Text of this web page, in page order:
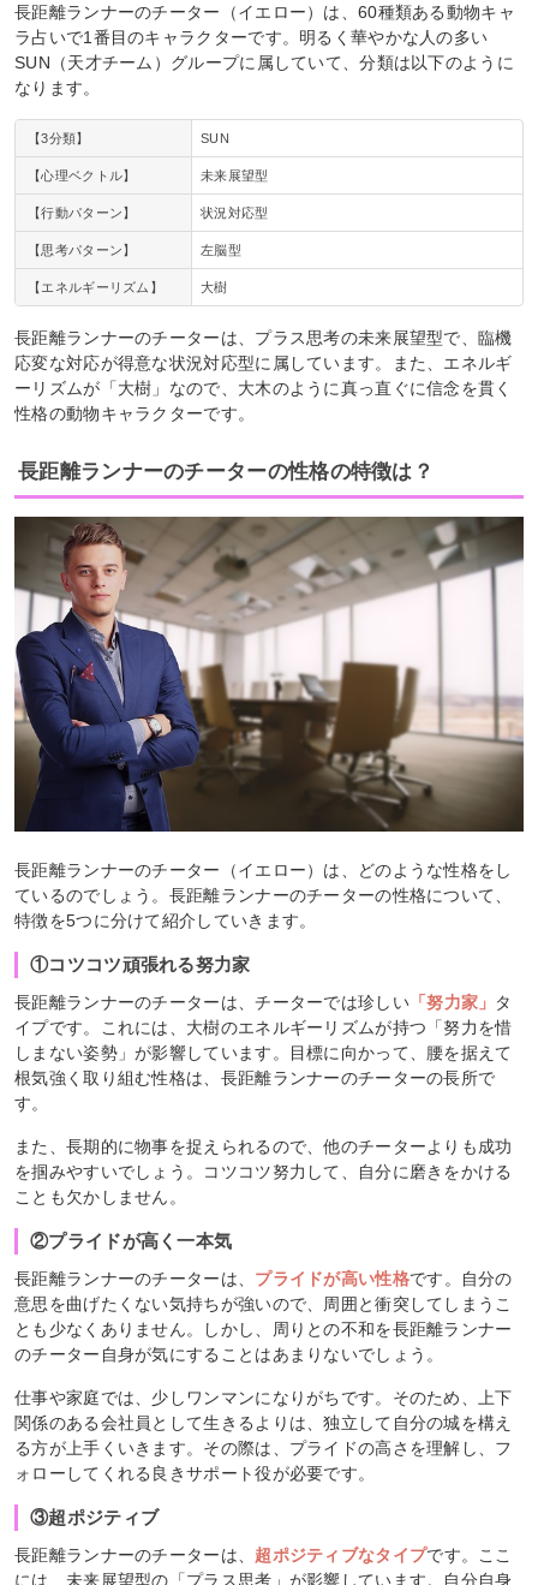
長距離ランナーのチーター（イエロー）は、60種類ある動物キャ
ラ占いで1番目のキャラクターです。明るく華やかな人の多い
SUN（天才チーム）グループに属していて、分類は以下のように
なります。
【3分類】 SUN
【心理ベクトル】 未来展望型
【行動パターン】 状況対応型
【思考パターン】 左脳型
【エネルギーリズム】 大樹
長距離ランナーのチーターは、プラス思考の未来展望型で、臨機
応変な対応が得意な状況対応型に属しています。また、エネルギ
ーリズムが「大樹」なので、大木のように真っ直ぐに信念を貫く
性格の動物キャラクターです。
長距離ランナーのチーターの性格の特徴は？
長距離ランナーのチーター（イエロー）は、どのような性格をし
ているのでしょう。長距離ランナーのチーターの性格について、
特徴を5つに分けて紹介していきます。
①コツコツ頑張れる努力家
長距離ランナーのチーターは、チーターでは珍しい「努力家」 タ
イプです。これには、大樹のエネルギーリズムが持つ「努力を惜
しまない姿勢」が影響しています。目標に向かって、腰を据えて
根気強く取り組む性格は、長距離ランナーのチーターの長所で
す。
また、長期的に物事を捉えられるので、他のチーターよりも成功
を掴みやすいでしょう。コツコツ努力して、自分に磨きをかける
ことも欠かしません。
②プライドが高く一本気
長距離ランナーのチーターは、 プライドが高い性格です。自分の
意思を曲げたくない気持ちが強いので、周囲と衝突してしまうこ
とも少なくありません。しかし、周りとの不和を長距離ランナー
のチーター自身が気にすることはあまりないでしょう。
仕事や家庭では、少しワンマンになりがちです。そのため、上下
関係のある会社員として生きるよりは、独立して自分の城を構え
る方が上手くいきます。その際は、プライドの高さを理解し、フ
ォローしてくれる良きサポート役が必要です。
③超ポジティブ
長距離ランナーのチーターは、 超ポジティブなタイプです。ここ
には、未来展望型の「プラス思考」が影響しています。自分自身